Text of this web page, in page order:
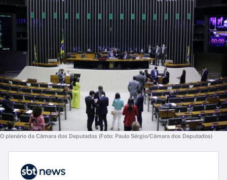
O plenário da Câmara dos Deputados (Foto: Paulo Sérgio/Câmara dos Deputados)